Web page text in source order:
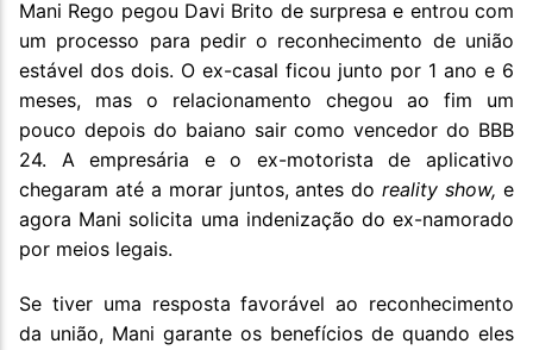
Mani Rego pegou Davi Brito de surpresa e entrou com
um processo para pedir o reconhecimento de união
estável dos dois. O ex-casal ficou junto por 1 ano e 6
meses, mas o relacionamento chegou ao fim um
pouco depois do baiano sair como vencedor do BBB
24. A empresária e o ex-motorista de aplicativo
chegaram até a morar juntos, antes doreality show, e
agora Mani solicita uma indenização do ex-namorado
por meios legais.
Se tiver uma resposta favorável ao reconhecimento
da união, Mani garante os benefícios de quando eles